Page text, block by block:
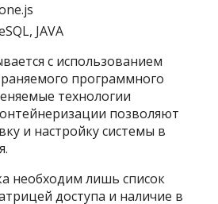
JAVA
с использованием
программного
технологии
позволяют
и настройку системы в
необходим лишь список
доступа и наличие в